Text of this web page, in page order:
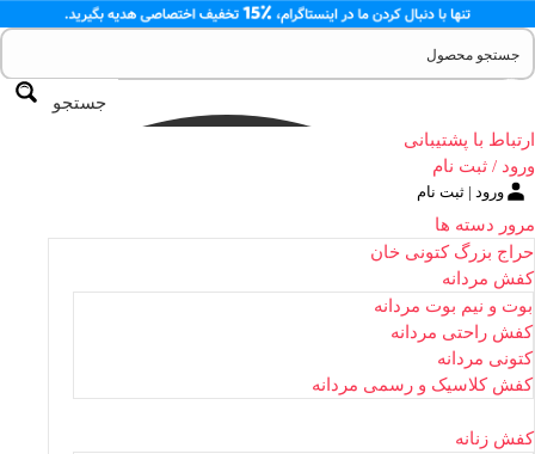
جستجو
ارتباط با پشتیبانی
ورود / ثبت نام
ورود | ثبت نام
مرور دسته ها
حراج بزرگ کتونی خان
کفش مردانه
بوت و نیم بوت مردانه
کفش راحتی مردانه
کتونی مردانه
کفش کلاسیک و رسمی مردانه
کفش زنانه